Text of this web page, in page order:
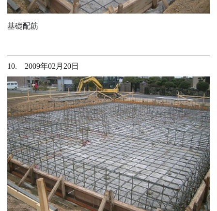
基礎配筋
10. 2009年02月20日